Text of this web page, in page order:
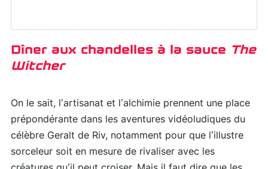
Dîner aux chandelles à la sauce The
Witcher
On le sait, l’artisanat et l’alchimie prennent une place
prépondérante dans les aventures vidéoludiques du
célèbre Geralt de Riv, notamment pour que l’illustre
sorceleur soit en mesure de rivaliser avec les